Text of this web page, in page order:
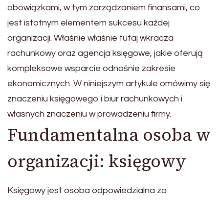
obowiązkami, w tym zarządzaniem finansami, co
jest istotnym elementem sukcesu każdej
organizacji. Właśnie właśnie tutaj wkracza
rachunkowy oraz agencja księgowe, jakie oferują
kompleksowe wsparcie odnośnie zakresie
ekonomicznych. W niniejszym artykule omówimy się
znaczeniu księgowego i biur rachunkowych i
własnych znaczeniu w prowadzeniu firmy.
Fundamentalna osoba w
organizacji: księgowy
Księgowy jest osoba odpowiedzialna za